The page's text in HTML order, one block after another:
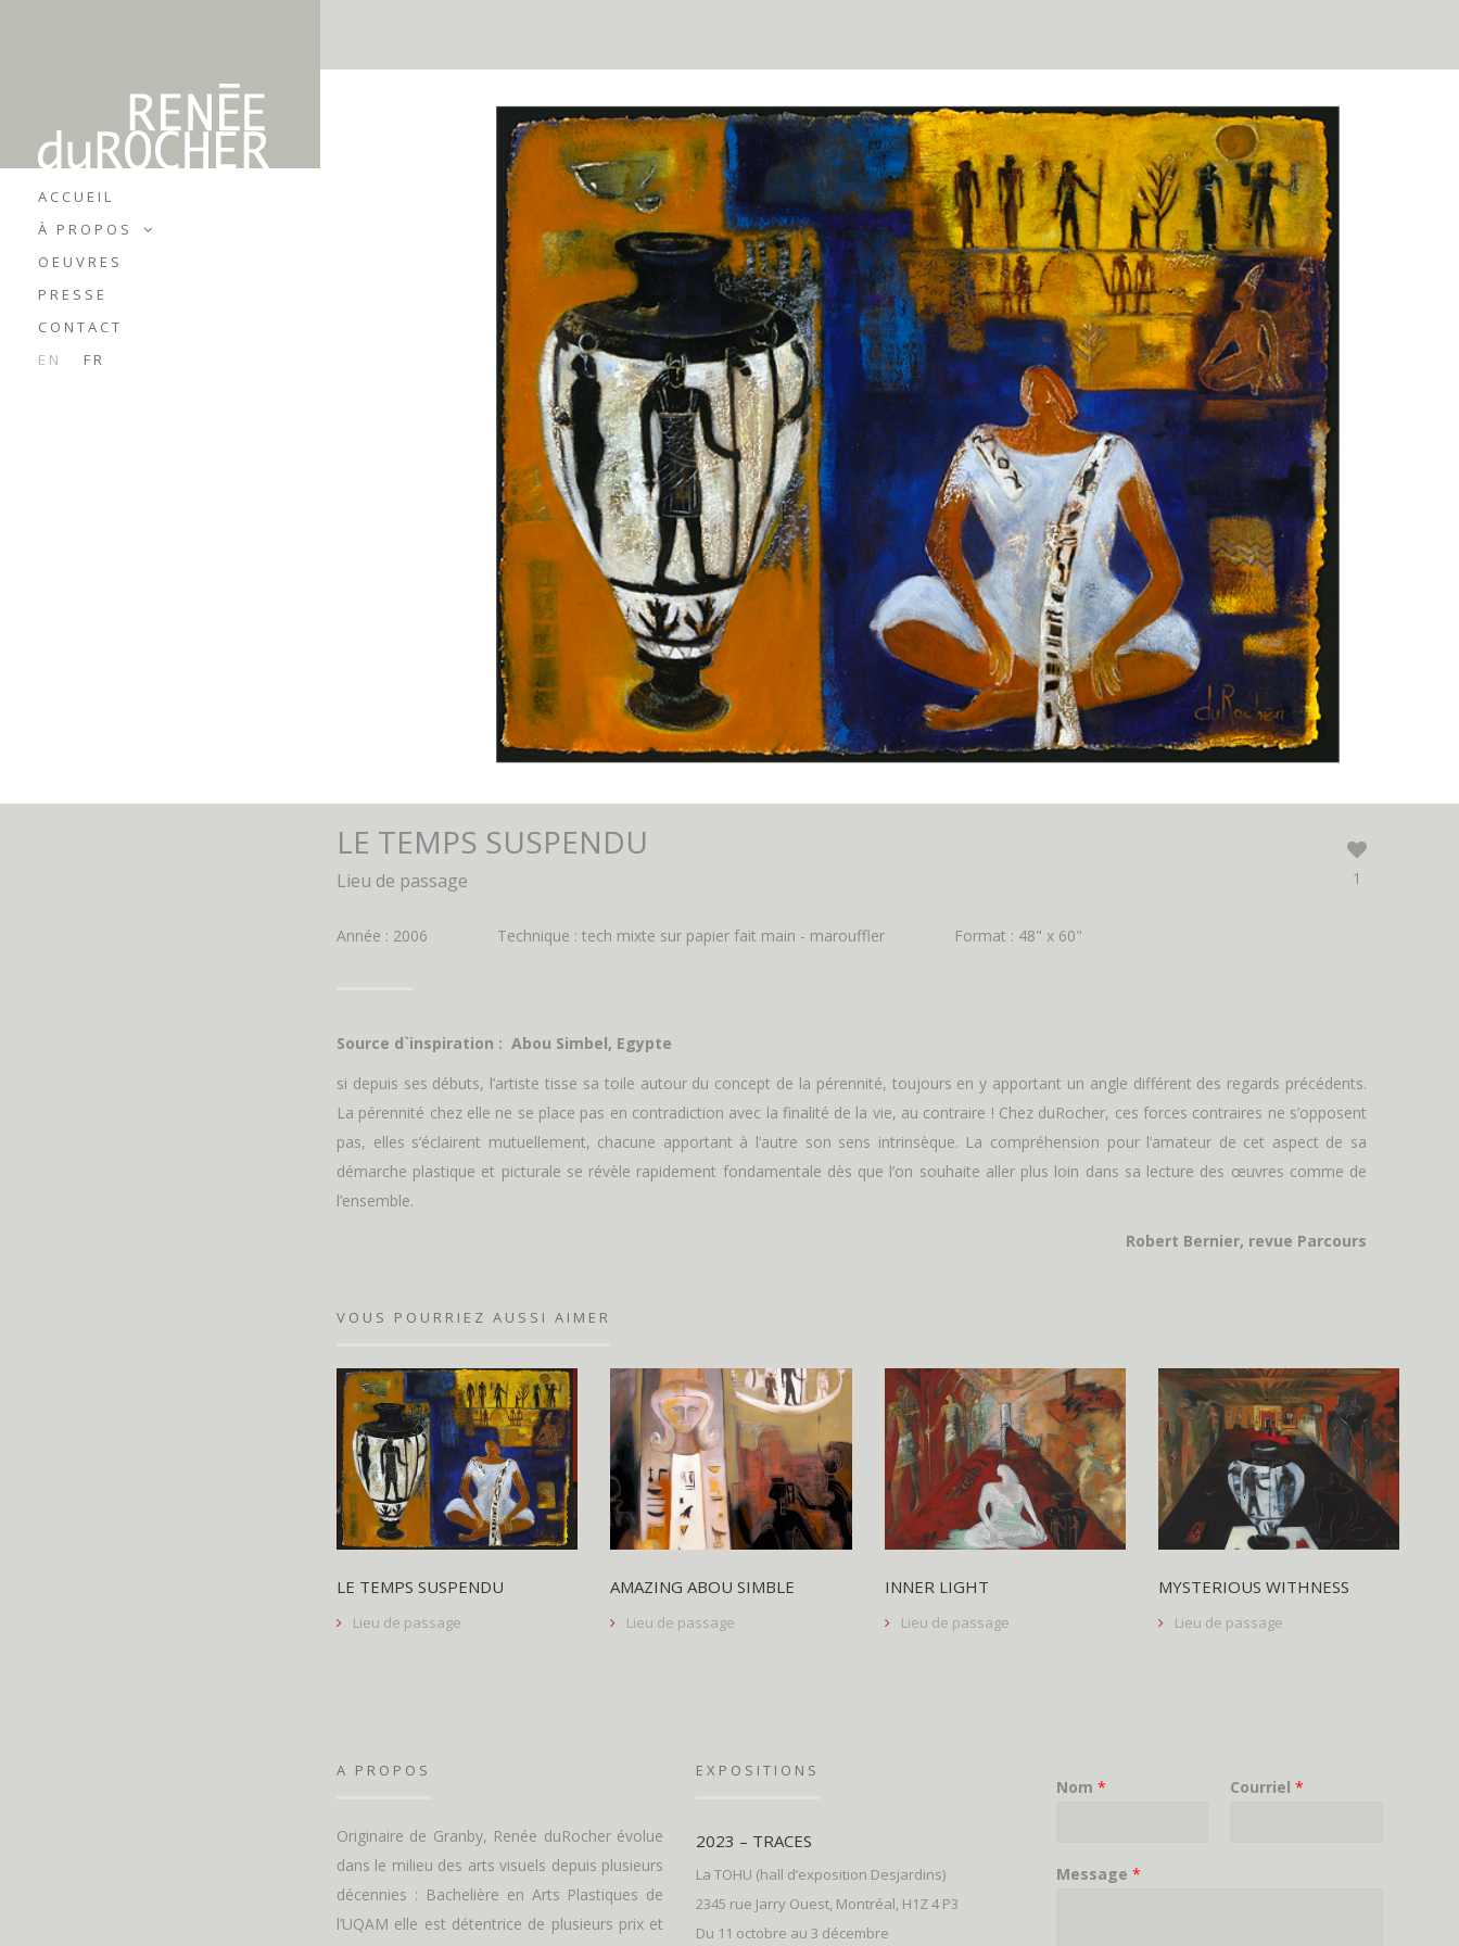
ACCUEIL
À PROPOS
OEUVRES
PRESSE
CONTACT
EN
FR
LE TEMPS SUSPENDU
Lieu de passage 1
Année : 2006 Technique : tech mixte sur papier fait main - marouffler Format : 48" x 60"
Source d`inspiration : Abou Simbel, Egypte
si depuis ses débuts, l’artiste tisse sa toile autour du concept de la pérennité, toujours en y apportant un angle différent des regards précédents.
La pérennité chez elle ne se place pas en contradiction avec la finalité de la vie, au contraire ! Chez duRocher, ces forces contraires ne s’opposent
pas, elles s’éclairent mutuellement, chacune apportant à l’autre son sens intrinsèque. La compréhension pour l’amateur de cet aspect de sa
démarche plastique et picturale se révèle rapidement fondamentale dès que l’on souhaite aller plus loin dans sa lecture des œuvres comme de
l’ensemble.
Robert Bernier, revue Parcours
VOUS POURRIEZ AUSSI AIMER
LE TEMPS SUSPENDU
Lieu de passage
AMAZING ABOU SIMBLE
Lieu de passage
INNER LIGHT
Lieu de passage
MYSTERIOUS WITHNESS
Lieu de passage
A PROPOS
Originaire de Granby, Renée duRocher évolue
dans le milieu des arts visuels depuis plusieurs
décennies : Bachelière en Arts Plastiques de
l’UQAM elle est détentrice de plusieurs prix et
EXPOSITIONS
2023 – TRACES
La TOHU (hall d’exposition Desjardins)
2345 rue Jarry Ouest, Montréal, H1Z 4 P3
Du 11 octobre au 3 décembre
Nom * Courriel*
Message *